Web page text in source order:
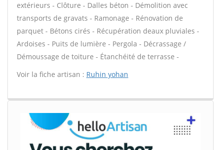
extérieurs - Clôture - Dalles béton - Démolition avec
transports de gravats - Ramonage - Rénovation de
parquet - Bétons cirés - Récupération deaux pluviales -
Ardoises - Puits de lumière - Pergola - Décrassage /
Démoussage de toiture - Étanchéité de terrasse -
Voir la fiche artisan : Ruhin yohan